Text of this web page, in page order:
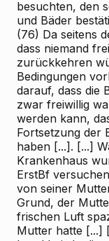
besuchten, den
und Bäder
(76) Da seitens
dass niemand
zurückkehren
Bedingungen
darauf, dass die
zwar freiwillig
werden kann,
Fortsetzung der
haben [...]. [...]
Krankenhaus
ErstBf
von seiner
Grund, der
frischen Luft
Mutter hatte [...]